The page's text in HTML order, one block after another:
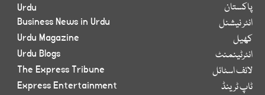
پاکستان
انٹر نیشنل
کھیل
انٹرٹینمنٹ
لائف اسٹائل
ٹاپ ٹرینڈ
Urdu
Business News in Urdu
Urdu Magazine
Urdu Blogs
The Express Tribune
Express Entertainment